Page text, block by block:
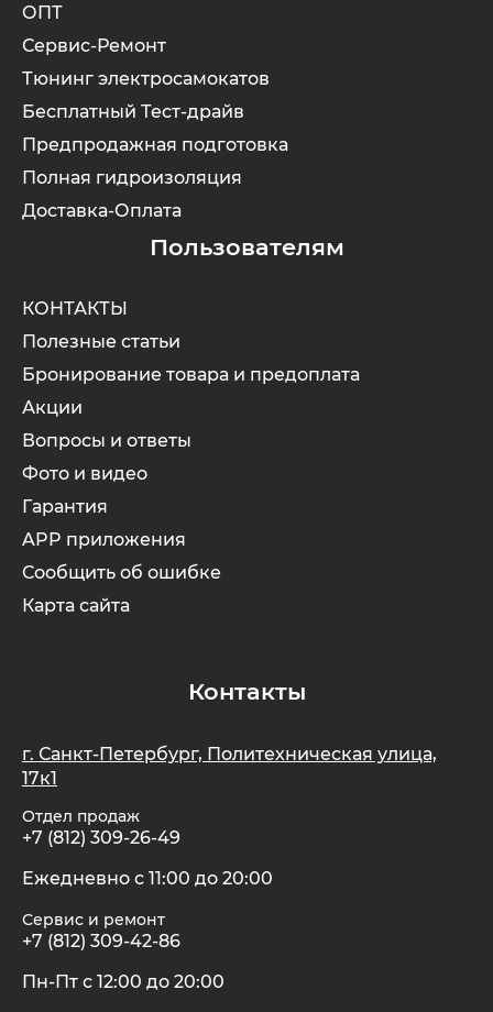
ОПТ
Сервис-Ремонт
Тюнинг электросамокатов
Бесплатный Тест-драйв
Предпродажная подготовка
Полная гидроизоляция
Доставка-Оплата
Пользователям
КОНТАКТЫ
Полезные статьи
Бронирование товара и предоплата
Акции
Вопросы и ответы
Фото и видео
Гарантия
APP приложения
Сообщить об ошибке
Карта сайта
Контакты
г. Санкт-Петербург, Политехническая улица,
17к1
Отдел продаж
+7 (812) 309-26-49
Ежедневно с 11:00 до 20:00
Сервис и ремонт
+7 (812) 309-42-86
Пн-Пт с 12:00 до 20:00